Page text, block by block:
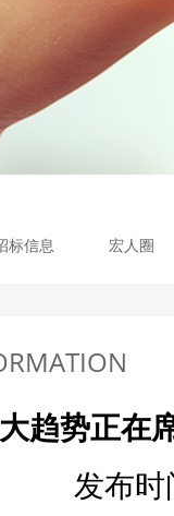
标信息 宏人圈
趋势正在
发布时